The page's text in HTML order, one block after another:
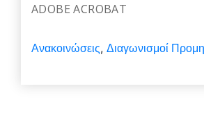
ADOBE ACROBAT
Ανακοινώσεις, Διαγωνισμοί